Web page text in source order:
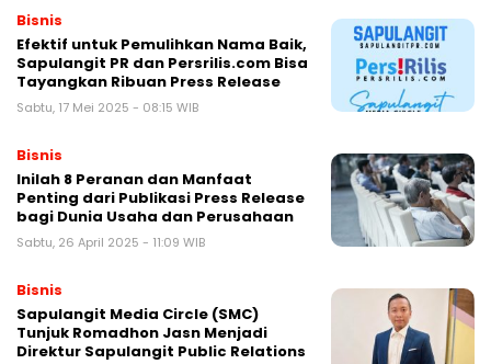
Bisnis
Efektif untuk Pemulihkan Nama Baik,
Sapulangit PR dan Persrilis.com Bisa
Tayangkan Ribuan Press Release
Sabtu, 17 Mei 2025 - 08:15 WIB
Bisnis
Inilah 8 Peranan dan Manfaat
Penting dari Publikasi Press Release
bagi Dunia Usaha dan Perusahaan
Sabtu, 26 April 2025 - 11:09 WIB
Bisnis
Sapulangit Media Circle (SMC)
Tunjuk Romadhon Jasn Menjadi
Direktur Sapulangit Public Relations